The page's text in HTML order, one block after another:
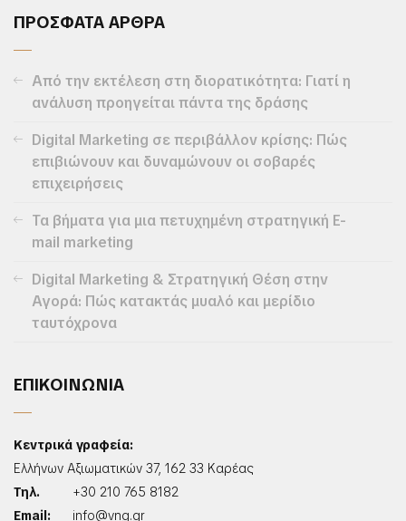
ΠΡΟΣΦΑΤΑ ΑΡΘΡΑ
Από την εκτέλεση στη διορατικότητα: Γιατί η
ανάλυση προηγείται πάντα της δράσης
Digital Marketing σε περιβάλλον κρίσης: Πώς
επιβιώνουν και δυναμώνουν οι σοβαρές
επιχειρήσεις
Τα βήματα για μια πετυχημένη στρατηγική E-
mail marketing
Digital Marketing & Στρατηγική Θέση στην
Αγορά: Πώς κατακτάς μυαλό και μερίδιο
ταυτόχρονα
ΕΠΙΚΟΙΝΩΝΙΑ
Κεντρικά γραφεία:
Ελλήνων Αξιωματικών 37, 162 33 Καρέας
Τηλ.
+30 210 765 8182
Email:
info@vng.gr